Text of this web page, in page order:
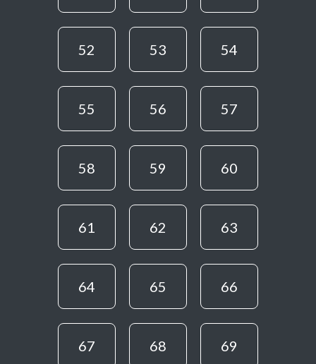
52 53 54
55 56 57
58 59 60
61 62 63
64 65 66
67 68 69